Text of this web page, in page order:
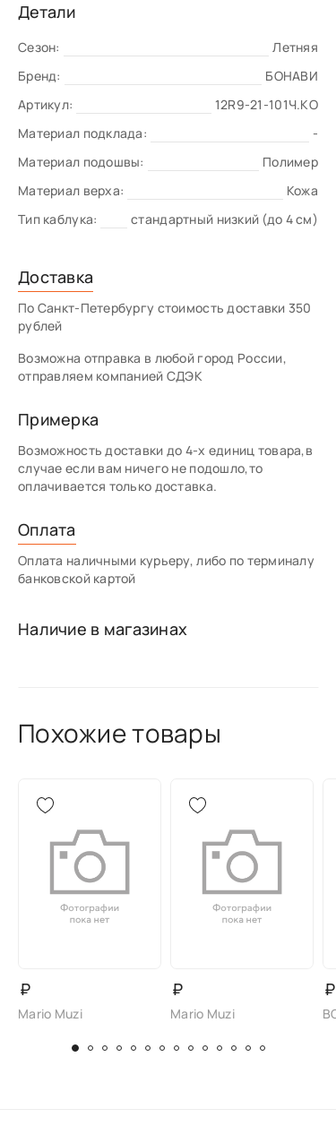
Детали
Сезон:
Летняя
Бренд:
БОНАВИ
Артикул:
12R9-21-101Ч.КО
Материал подклада:
-
Материал подошвы:
Полимер
Материал верха:
Кожа
Тип каблука:
стандартный низкий (до 4 см)
Доставка
По Санкт-Петербургу стоимость доставки 350
рублей
Возможна отправка в любой город России,
отправляем компанией СДЭК
Примерка
Возможность доставки до 4-х единиц товара,в
случае если вам ничего не подошло,то
оплачивается только доставка.
Оплата
Оплата наличными курьеру, либо по терминалу
банковской картой
Наличие в магазинах
Похожие товары
₽
Mario Muzi
₽
Mario Muzi
₽